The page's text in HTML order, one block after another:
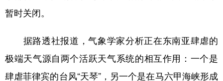
暂时关闭。
据路透社报道，气象学家分析正在东南亚肆虐的
极端天气源自两个活跃天气系统的相互作用：一个是
肆虐菲律宾的台风“天琴”，另一个是在马六甲海峡形成